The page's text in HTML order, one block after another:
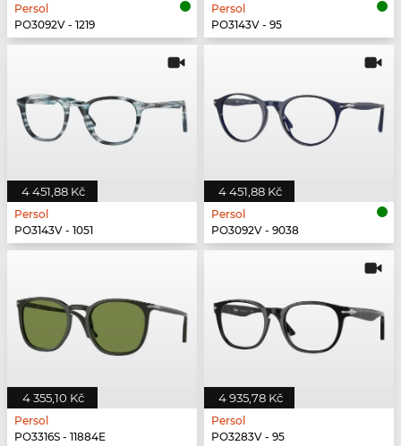
Persol
PO3092V - 1219
Persol
PO3143V - 95
4 451,88 Kč
Persol
PO3143V - 1051
4 451,88 Kč
Persol
PO3092V - 9038
4 355,10 Kč
Persol
PO3316S - 11884E
4 935,78 Kč
Persol
PO3283V - 95